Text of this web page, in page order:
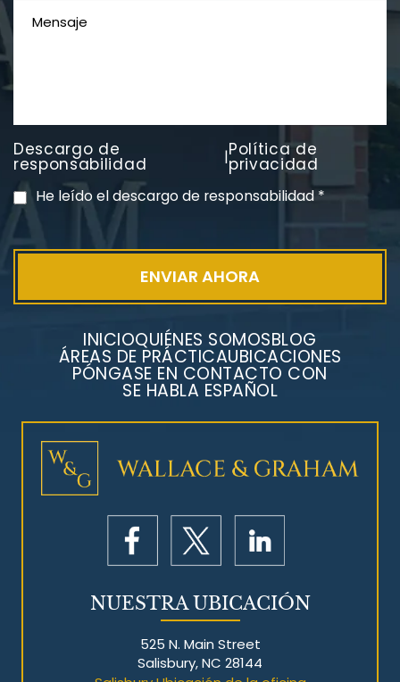
PVC Cloruro de polivinilo
Exposición
Descargo de
responsabilidad |Política de
privacidad
He leído el descargo de responsabilidad*
INICIOQUIÉNES SOMOSBLOG
ÁREAS DE PRÁCTICAUBICACIONES
PÓNGASE EN CONTACTO CON
SE HABLA ESPAÑOL
NUESTRA UBICACIÓN
525 N. Main Street
Salisbury, NC 28144